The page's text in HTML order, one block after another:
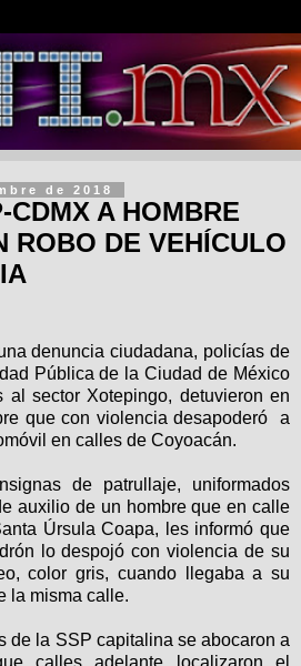
de 2018
CDMX A HOMBRE
ROBO DE VEHÍCULO
denuncia ciudadana, policías de
Pública de la Ciudad de México
al sector Xotepingo, detuvieron en
que con violencia desapoderó a
en calles de Coyoacán.
de patrullaje, uniformados
auxilio de un hombre que en calle
Úrsula Coapa, les informó que
lo despojó con violencia de su
color gris, cuando llegaba a su
la misma calle.
de la SSP capitalina se abocaron a
calles adelante localizaron el